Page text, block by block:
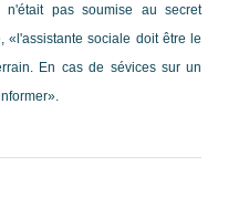
pas soumise au secret
«l'assistante sociale doit être le
En cas de sévices sur un